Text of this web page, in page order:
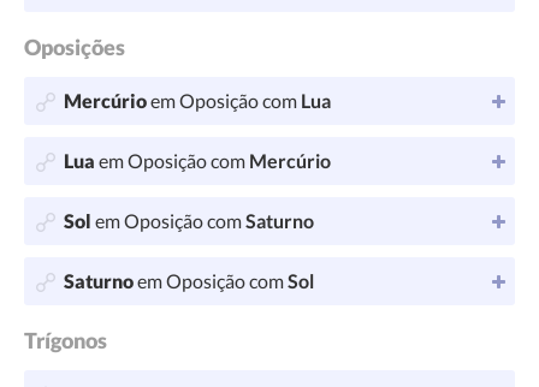
Oposições
Mercúrioem Oposição com Lua
Lua em Oposição com Mercúrio
Sol em Oposição comSaturno
Saturnoem Oposição comSol
Trígonos